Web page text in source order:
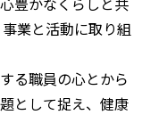
業と活動に取り組
る職員の心とから
として捉え、健康